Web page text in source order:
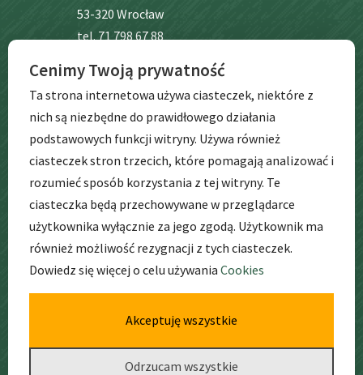
53-320 Wrocław
tel. 71 798 67 88
BIP
GODZINYPRACY
Cenimy Twoją prywatność
Ta strona internetowa używa ciasteczek, niektóre z
nich są niezbędne do prawidłowego działania
podstawowych funkcji witryny. Używa również
ciasteczek stron trzecich, które pomagają analizować i
rozumieć sposób korzystania z tej witryny. Te
ciasteczka będą przechowywane w przeglądarce
użytkownika wyłącznie za jego zgodą. Użytkownik ma
również możliwość rezygnacji z tych ciasteczek.
Dowiedz się więcej o celu używania Cookies
Akceptuję wszystkie
Odrzucam wszystkie